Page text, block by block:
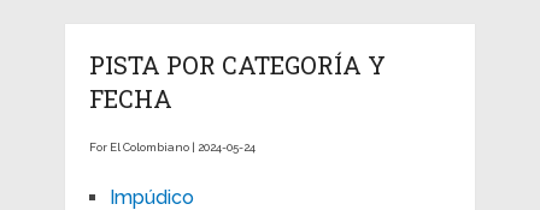
PISTA POR CATEGORÍA Y
FECHA
For El Colombiano | 2024-05-24
Impúdico